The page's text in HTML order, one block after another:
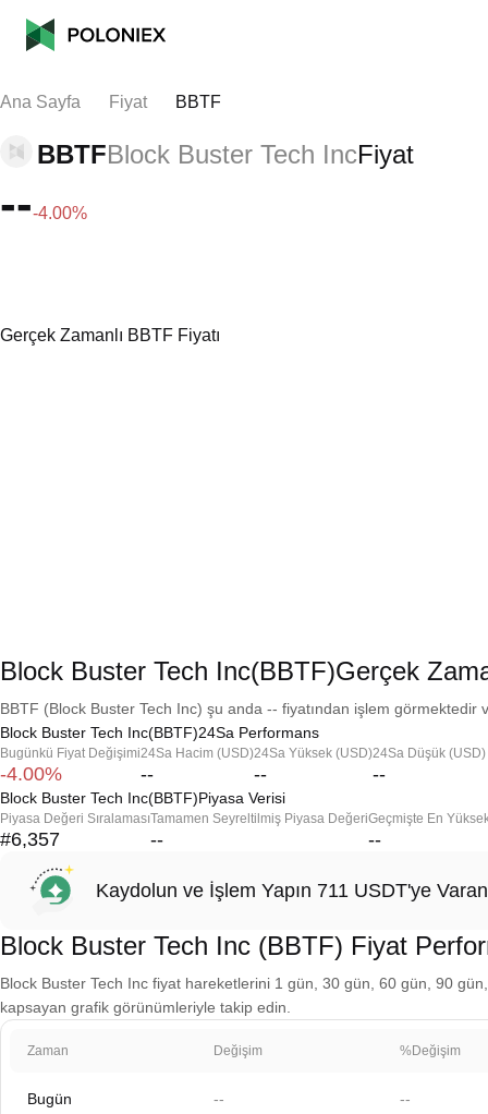
Ana Sayfa Fiyat BBTF
BBTFBlock Buster Tech IncFiyat
---4.00%
Gerçek Zamanlı BBTF Fiyatı
Block Buster Tech Inc(BBTF)Gerçek
BBTF (Block Buster Tech Inc) şu anda -- fiyatından işlem görmektedir
Block Buster Tech Inc(BBTF)24Sa Performans
Bugünkü Fiyat Değişimi
-4.00%
24Sa Hacim (USD)
--
24Sa Yüksek (USD)
--
24Sa Düşük (USD)
--
Block Buster Tech Inc(BBTF)Piyasa Verisi
Piyasa Değeri Sıralaması
#6,357
Tamamen Seyreltilmiş Piyasa Değeri
--
Geçmişte En
--
Kaydolun ve İşlem Yapın 711 USDT'ye
Block Buster Tech Inc (BBTF) Fiyat
Block Buster Tech Inc fiyat hareketlerini 1 gün, 30 gün, 60 gün, 90
kapsayan grafik görünümleriyle takip edin.
Zaman Değişim %Değişim
Bugün -- --